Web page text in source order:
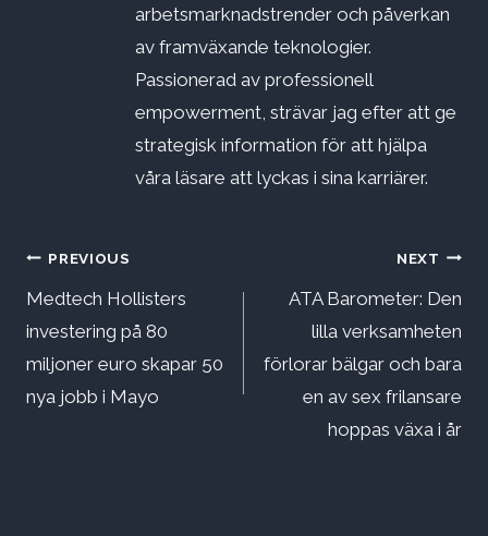
arbetsmarknadstrender och påverkan
av framväxande teknologier.
Passionerad av professionell
empowerment, strävar jag efter att ge
strategisk information för att hjälpa
våra läsare att lyckas i sina karriärer.
Inläggsnavigering
PREVIOUS
Medtech Hollisters
investering på 80
miljoner euro skapar 50
nya jobb i Mayo
NEXT
ATA Barometer: Den
lilla verksamheten
förlorar bälgar och bara
en av sex frilansare
hoppas växa i år